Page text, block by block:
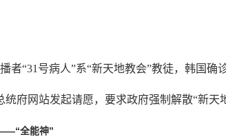
者“31号病人”系“新天地教会”教徒，韩国确
统府网站发起请愿，要求政府强制解散“新天
全能神”